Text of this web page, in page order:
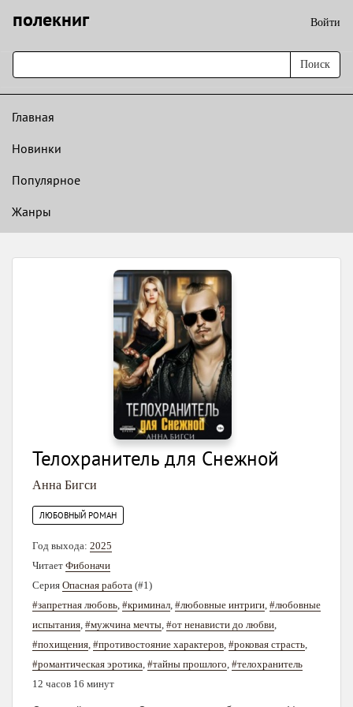
полекниг Войти
Поиск
Главная
Новинки
Популярное
Жанры
Телохранитель для Снежной
Анна Бигси
ЛЮБОВНЫЙ РОМАН
Год выхода: 2025
Читает Фибоначи
Серия Опасная работа (#1)
#запретная любовь #криминал #любовные интриги #любовные
испытания #мужчина мечты #от ненависти до любви
#похищения #противостояние характеров #роковая страсть
#романтическая эротика #тайны прошлого #телохранитель
12 часов 16 минут